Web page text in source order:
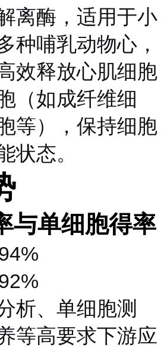
离酶，适用于小
种哺乳动物心，
效释放心肌细胞
（如成纤维细
等），保持细胞
状态。
与单细胞得率
析、单细胞测
等高要求下游应